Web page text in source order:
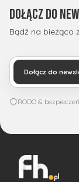
Dołącz do
Bądź na bieżąco
Dołącz do
RODO &